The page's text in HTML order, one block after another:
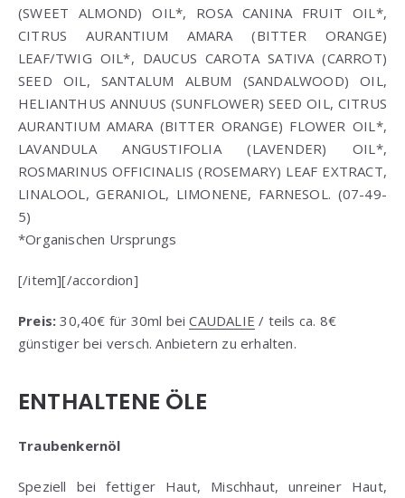
(SWEET ALMOND) OIL*, ROSA CANINA FRUIT OIL*,
CITRUS AURANTIUM AMARA (BITTER ORANGE)
LEAF/TWIG OIL*, DAUCUS CAROTA SATIVA (CARROT)
SEED OIL, SANTALUM ALBUM (SANDALWOOD) OIL,
HELIANTHUS ANNUUS (SUNFLOWER) SEED OIL, CITRUS
AURANTIUM AMARA (BITTER ORANGE) FLOWER OIL*,
LAVANDULA ANGUSTIFOLIA (LAVENDER) OIL*,
ROSMARINUS OFFICINALIS (ROSEMARY) LEAF EXTRACT,
LINALOOL, GERANIOL, LIMONENE, FARNESOL. (07-49-
5)
*Organischen Ursprungs
[/item][/accordion]
Preis: 30,40€ für 30ml beiCAUDALIE / teils ca. 8€
günstiger bei versch. Anbietern zu erhalten.
ENTHALTENE ÖLE
Traubenkernöl
Speziell bei fettiger Haut, Mischhaut, unreiner Haut,